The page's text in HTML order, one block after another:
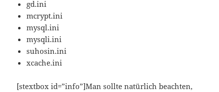
gd.ini
mcrypt.ini
mysql.ini
mysqli.ini
suhosin.ini
xcache.ini
[stextbox id=”info”]Man sollte natürlich beachten,